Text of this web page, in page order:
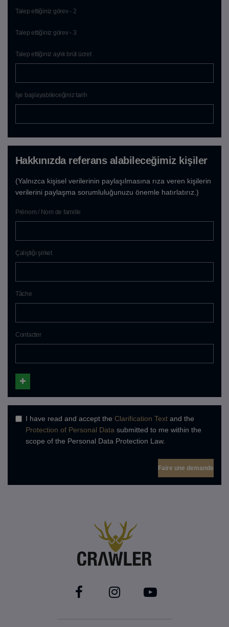
Talep ettiğiniz görev - 2
Talep ettiğiniz görev - 3
Talep ettiğiniz aylık brüt ücret
İşe başlayabileceğiniz tarih
Hakkınızda referans alabileceğimiz kişiler
(Yalnızca kişisel verilerinin paylaşılmasına rıza veren kişilerin
verilerini paylaşma sorumluluğunuzu önemle hatırlatırız.)
Prénom / Nom de famille
Çalıştığı şirket
Tâche
Contacter
I have read and accept the Clarification Text and the
Protection of Personal Data submitted to me within the
scope of the Personal Data Protection Law.
Faire une demande